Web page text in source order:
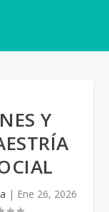
Y
| Ene 26, 2026